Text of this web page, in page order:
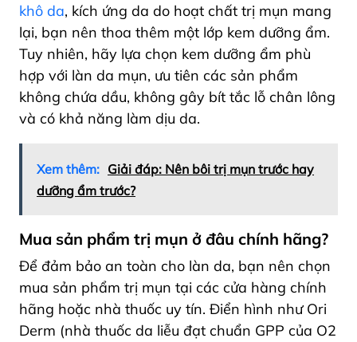
khô da, kích ứng da do hoạt chất trị mụn mang
lại, bạn nên thoa thêm một lớp kem dưỡng ẩm.
Tuy nhiên, hãy lựa chọn kem dưỡng ẩm phù
hợp với làn da mụn, ưu tiên các sản phẩm
không chứa dầu, không gây bít tắc lỗ chân lông
và có khả năng làm dịu da.
Xem thêm: Giải đáp: Nên bôi trị mụn trước hay
dưỡng ẩm trước?
Mua sản phẩm trị mụn ở đâu chính hãng?
Để đảm bảo an toàn cho làn da, bạn nên chọn
mua sản phẩm trị mụn tại các cửa hàng chính
hãng hoặc nhà thuốc uy tín. Điển hình như Ori
Derm (nhà thuốc da liễu đạt chuẩn GPP của O2